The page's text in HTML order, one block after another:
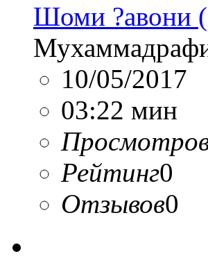
Шоми ?авони
10/05/2017
03:22 мин
Рейтинг0
Отзывов0